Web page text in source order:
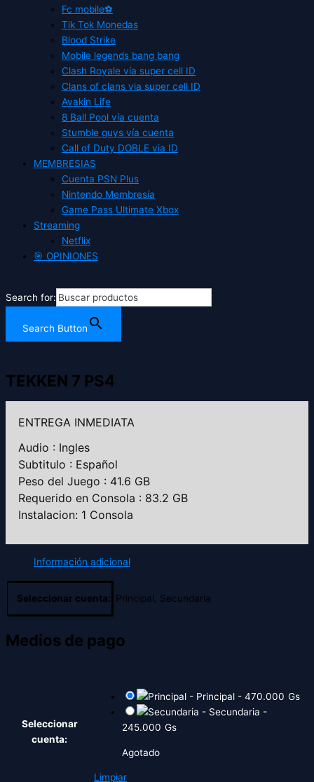
Fc mobile⚽
Tik Tok Monedas
Blood Strike
Mobile legends bang bang
Clash Royale vía super cell ID
Clans of clans via super cell ID
Avakin Life
8 Ball Pool vía cuenta
Stumble guys vía cuenta
Call of Duty DOBLE via ID
MEMBRESIAS
Cuenta PSN Plus
Nintendo Membresía
Game Pass Ultimate Xbox
Streaming
Netflix
🎯 OPINIONES
Search for:
Search Button
TEKKEN 7 PS4
ENTREGA INMEDIATA
Audio : Ingles
Subtitulo : Español
Peso del Juego : 41.6 GB
Requerido en Consola : 83.2 GB
Instalacion: 1 Consola
Información adicional
Seleccionar cuenta: Principal, Secundaria
Medios de pago
Seleccionar
cuenta:
- Principal - 470.000 Gs
- Secundaria -
245.000 Gs
Agotado
Limpiar